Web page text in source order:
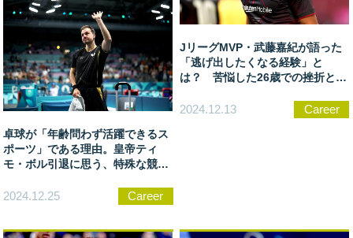
卓球が「年齢問わず活躍できるス
ポーツ」である理由。皇帝ティ
モ・ボル引退に思う、特殊な競技
2024.12.25 Career
JリーグMVP・武藤嘉紀が語った
「逃げ出したくなる経験」と
は？ 苦悩した26歳での挫折と、
2024.12.13 Career